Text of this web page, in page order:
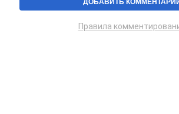
Правила